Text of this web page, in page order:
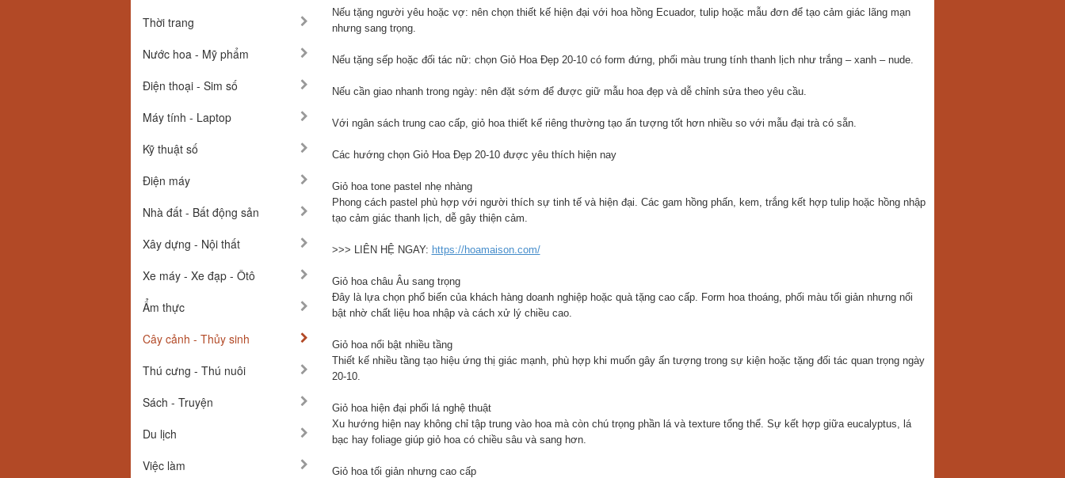
Thời trang
Nước hoa - Mỹ phẩm
Điện thoại - Sim số
Máy tính - Laptop
Kỹ thuật số
Điện máy
Nhà đất - Bất động sản
Xây dựng - Nội thất
Xe máy - Xe đạp - Ôtô
Ẩm thực
Cây cảnh - Thủy sinh
Thú cưng - Thú nuôi
Sách - Truyện
Du lịch
Việc làm
Nếu tặng người yêu hoặc vợ: nên chọn thiết kế hiện đại với hoa hồng Ecuador, tulip hoặc mẫu đơn để tạo cảm giác lãng mạn
nhưng sang trọng.
Nếu tặng sếp hoặc đối tác nữ: chọn Giỏ Hoa Đẹp 20-10 có form đứng, phối màu trung tính thanh lịch như trắng – xanh – nude.
Nếu cần giao nhanh trong ngày: nên đặt sớm để được giữ mẫu hoa đẹp và dễ chỉnh sửa theo yêu cầu.
Với ngân sách trung cao cấp, giỏ hoa thiết kế riêng thường tạo ấn tượng tốt hơn nhiều so với mẫu đại trà có sẵn.
Các hướng chọn Giỏ Hoa Đẹp 20-10 được yêu thích hiện nay
Giỏ hoa tone pastel nhẹ nhàng
Phong cách pastel phù hợp với người thích sự tinh tế và hiện đại. Các gam hồng phấn, kem, trắng kết hợp tulip hoặc hồng nhập
tạo cảm giác thanh lịch, dễ gây thiện cảm.
>>> LIÊN HỆ NGAY: https://hoamaison.com/
Giỏ hoa châu Âu sang trọng
Đây là lựa chọn phổ biến của khách hàng doanh nghiệp hoặc quà tặng cao cấp. Form hoa thoáng, phối màu tối giản nhưng nổi
bật nhờ chất liệu hoa nhập và cách xử lý chiều cao.
Giỏ hoa nổi bật nhiều tầng
Thiết kế nhiều tầng tạo hiệu ứng thị giác mạnh, phù hợp khi muốn gây ấn tượng trong sự kiện hoặc tặng đối tác quan trọng ngày
20-10.
Giỏ hoa hiện đại phối lá nghệ thuật
Xu hướng hiện nay không chỉ tập trung vào hoa mà còn chú trọng phần lá và texture tổng thể. Sự kết hợp giữa eucalyptus, lá
bạc hay foliage giúp giỏ hoa có chiều sâu và sang hơn.
Giỏ hoa tối giản nhưng cao cấp